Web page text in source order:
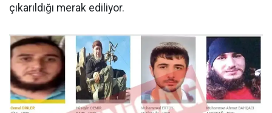
çıkarıldığı merak ediliyor.